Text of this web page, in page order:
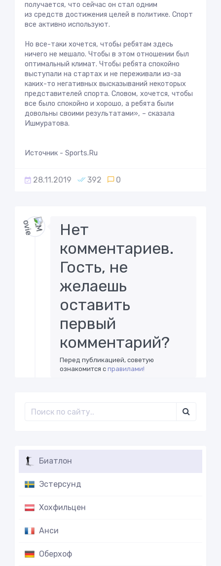
получается, что сейчас он стал одним
из средств достижения целей в политике. Спорт
все активно используют.
Но все-таки хочется, чтобы ребятам здесь
ничего не мешало. Чтобы в этом отношении был
оптимальный климат. Чтобы ребята спокойно
выступали на стартах и не переживали из-за
каких-то негативных высказываний некоторых
представителей спорта. Словом, хочется, чтобы
все было спокойно и хорошо, а ребята были
довольны своими результатами», – сказала
Ишмуратова.
Источник - Sports.Ru
28.11.2019 392 0
Нет
комментариев.
Гость, не
желаешь
оставить
первый
комментарий?
Перед публикацией, советую
ознакомится справилами!
Биатлон
Эстерсунд
Хохфильцен
Анси
Оберхоф